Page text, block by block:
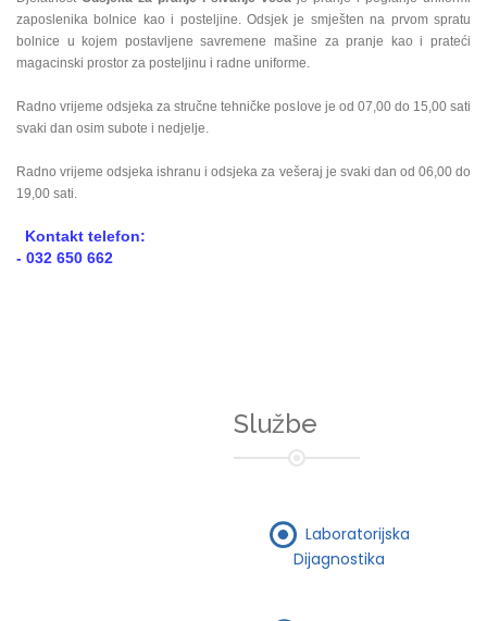
zaposlenika bolnice kao i posteljine. Odsjek je smješten na prvom spratu
bolnice u kojem postavljene savremene mašine za pranje kao i prateći
magacinski prostor za posteljinu i radne uniforme.
Radno vrijeme odsjeka za stručne tehničke poslove je od 07,00 do 15,00 sati
svaki dan osim subote i nedjelje.
Radno vrijeme odsjeka ishranu i odsjeka za vešeraj je svaki dan od 06,00 do
19,00 sati.
Kontakt telefon:
- 032 650 662
Službe
Laboratorijska
Dijagnostika